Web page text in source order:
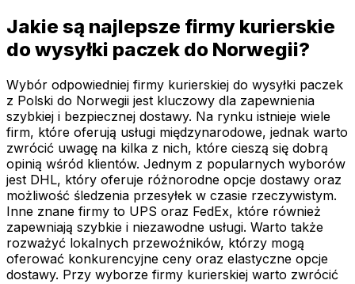
Jakie są najlepsze firmy kurierskie
do wysyłki paczek do Norwegii?
Wybór odpowiedniej firmy kurierskiej do wysyłki paczek
z Polski do Norwegii jest kluczowy dla zapewnienia
szybkiej i bezpiecznej dostawy. Na rynku istnieje wiele
firm, które oferują usługi międzynarodowe, jednak warto
zwrócić uwagę na kilka z nich, które cieszą się dobrą
opinią wśród klientów. Jednym z popularnych wyborów
jest DHL, który oferuje różnorodne opcje dostawy oraz
możliwość śledzenia przesyłek w czasie rzeczywistym.
Inne znane firmy to UPS oraz FedEx, które również
zapewniają szybkie i niezawodne usługi. Warto także
rozważyć lokalnych przewoźników, którzy mogą
oferować konkurencyjne ceny oraz elastyczne opcje
dostawy. Przy wyborze firmy kurierskiej warto zwrócić